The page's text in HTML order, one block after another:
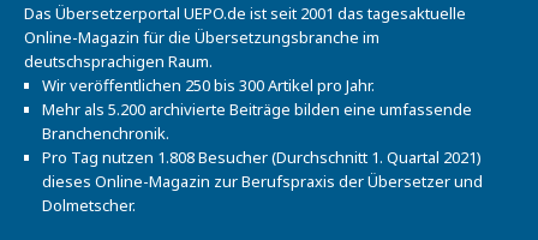
Das Übersetzerportal UEPO.de ist seit 2001 das tagesaktuelle
Online-Magazin für die Übersetzungsbranche im
deutschsprachigen Raum.
Wir veröffentlichen 250 bis 300 Artikel pro Jahr.
Mehr als 5.200 archivierte Beiträge bilden eine umfassende
Branchenchronik.
Pro Tag nutzen 1.808 Besucher (Durchschnitt 1. Quartal 2021)
dieses Online-Magazin zur Berufspraxis der Übersetzer und
Dolmetscher.